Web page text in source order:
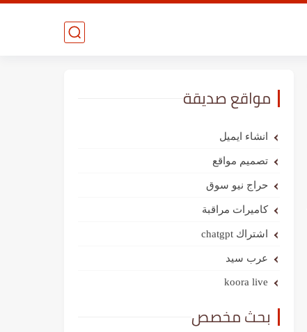
مواقع صديقة
انشاء ايميل
تصميم مواقع
حراج نيو سوق
كاميرات مراقبة
اشتراك chatgpt
عرب سيد
koora live
بحث مخصص